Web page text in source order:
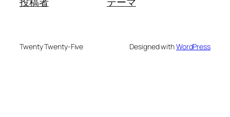
Twenty Twenty-Five Designed withWordPress